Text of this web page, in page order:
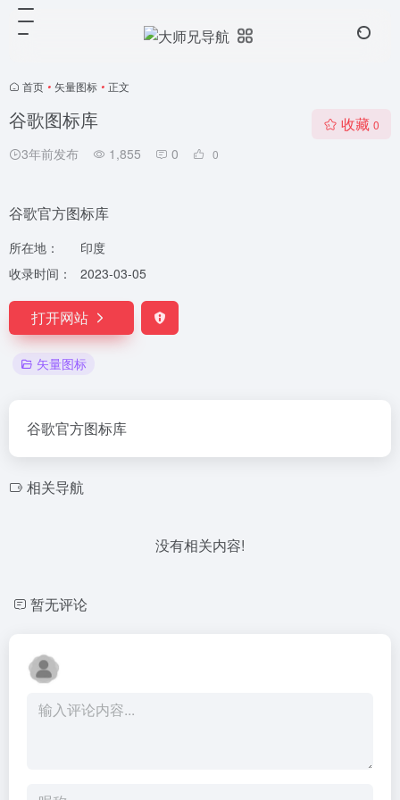
首页 • 矢量图标 • 正文
谷歌图标库
3年前发布 1,855 0 0
收藏 0
谷歌官方图标库
所在地：
印度
收录时间：
2023-03-05
打开网站
矢量图标
谷歌官方图标库
相关导航
没有相关内容!
暂无评论